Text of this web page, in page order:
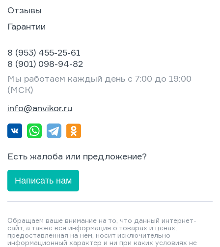
Отзывы
Гарантии
8 (953) 455-25-61
8 (901) 098-94-82
Мы работаем каждый день с 7:00 до 19:00
(МСК)
info@anvikor.ru
Есть жалоба или предложение?
Написать нам
Обращаем ваше внимание на то, что данный интернет-
сайт, а также вся информация о товарах и ценах,
предоставленная на нём, носит исключительно
информационный характер и ни при каких условиях не